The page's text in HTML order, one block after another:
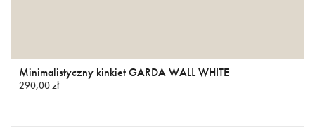
Minimalistyczny kinkiet GARDA WALL WHITE
290,00 zł